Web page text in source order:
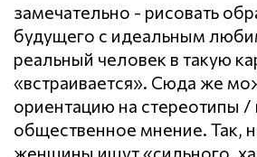
замечательно - рисовать
будущего с идеальным
реальный человек в такую
«встраивается». Сюда же
ориентацию на стереотипы
общественное мнение. Так,
женщины ищут «сильного,